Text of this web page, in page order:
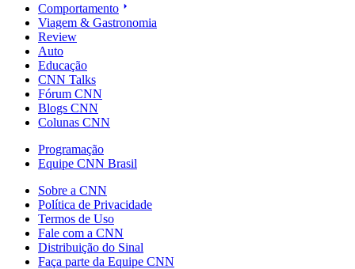
Comportamento
Viagem & Gastronomia
Review
Auto
Educação
CNN Talks
Fórum CNN
Blogs CNN
Colunas CNN
Programação
Equipe CNN Brasil
Sobre a CNN
Política de Privacidade
Termos de Uso
Fale com a CNN
Distribuição do Sinal
Faça parte da Equipe CNN